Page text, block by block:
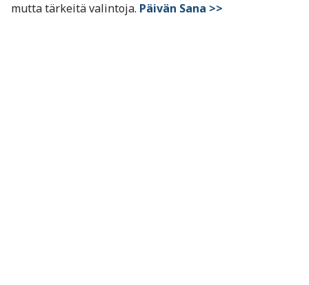
mutta tärkeitä valintoja. Päivän Sana >>